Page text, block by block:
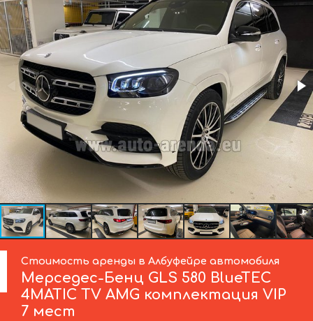
Стоимость аренды в Албуфейре автомобиля
Мерседес-Бенц GLS 580 BlueTEC
4MATIC TV AMG комплектация VIP
7 мест